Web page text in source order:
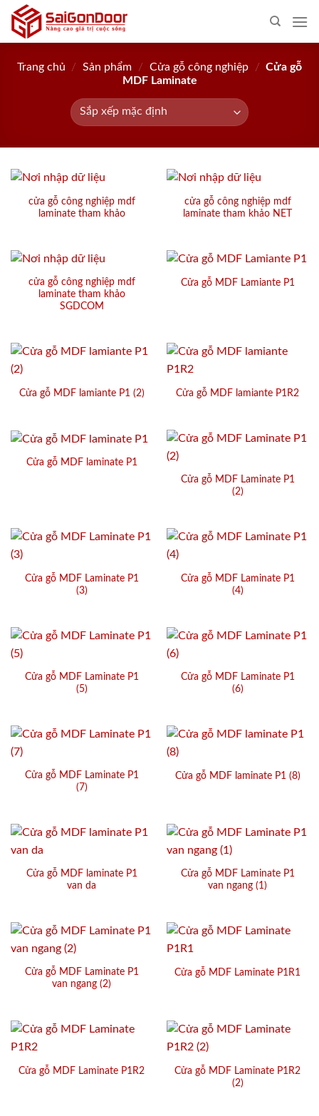
Skip
content
Trang chủ / Sản phẩm / Cửa gỗ công nghiệp / Cửa gỗ
MDF Laminate
cửa gỗ công nghiệp mdf
laminate tham khảo
cửa gỗ công nghiệp mdf
laminate tham khảo NET
cửa gỗ công nghiệp mdf
laminate tham khảo
SGDCOM
Cửa gỗ MDF Lamiante P1
Cửa gỗ MDF lamiante P1 (2) Cửa gỗ MDF lamiante P1R2
Cửa gỗ MDF laminate P1
Cửa gỗ MDF Laminate P1
(2)
Cửa gỗ MDF Laminate P1
(3)
Cửa gỗ MDF Laminate P1
(4)
Cửa gỗ MDF Laminate P1
(5)
Cửa gỗ MDF Laminate P1
(6)
Cửa gỗ MDF Laminate P1
(7)
Cửa gỗ MDF laminate P1 (8)
Cửa gỗ MDF laminate P1
van da
Cửa gỗ MDF Laminate P1
van ngang (1)
Cửa gỗ MDF Laminate P1
van ngang (2)
Cửa gỗ MDF Laminate P1R1
Cửa gỗ MDF Laminate P1R2
Cửa gỗ MDF Laminate P1R2
(2)